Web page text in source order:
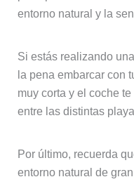
entorno natural y la
Si estás realizando una
la pena embarcar con
muy corta y el coche
entre las distintas
Por último, recuerda
entorno natural de